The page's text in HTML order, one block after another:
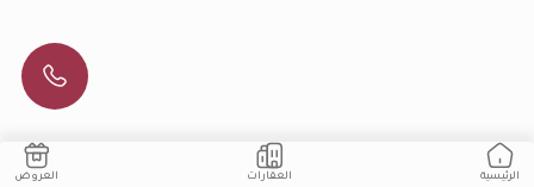
الرئيسية العقارات العروض